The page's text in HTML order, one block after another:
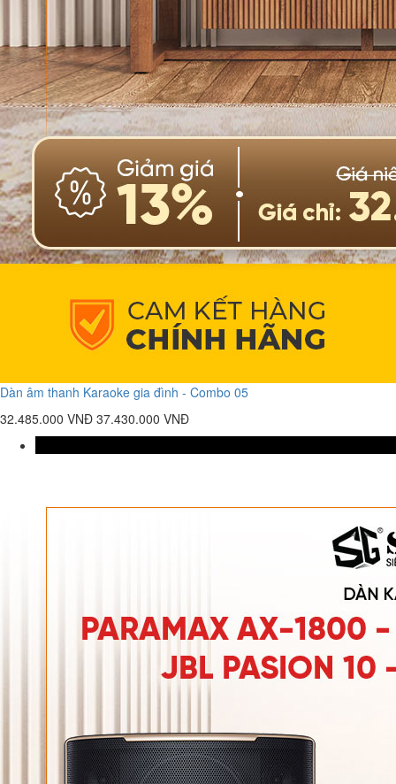
Dàn âm thanh Karaoke gia đình - Combo 05
32.485.000 VNĐ 37.430.000 VNĐ